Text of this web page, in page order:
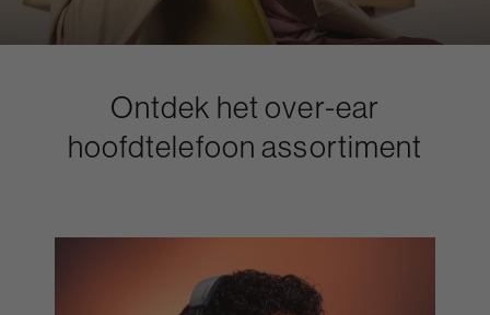
Ontdek het over-ear
hoofdtelefoon assortiment